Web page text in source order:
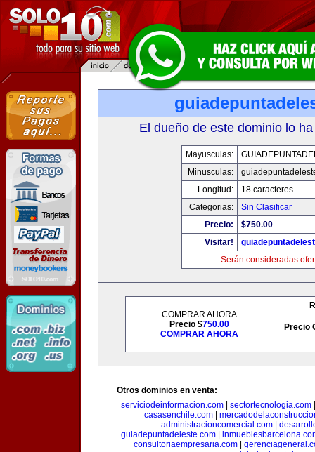
El dueño de este dominio lo
Mayusculas:
Minusculas:
Longitud:
18 caracteres
Categorias:
Sin Clasificar
Precio:
$750.00
Visitar!
Serán consideradas
COMPRAR AHORA
Precio $750.00
COMPRAR AHORA
Precio
Otros dominios en venta:
serviciodeinformacion.com
sectortecnologia.com
casasenchile.com|
administracioncomercial.com|
guiadepuntadeleste.com|
consultoriaempresaria.com